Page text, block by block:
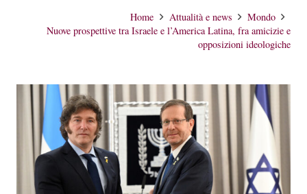
Home Attualità e news
Mondo
Nuove prospettive tra Israele e l’America Latina, fra amicizie e
opposizioni ideologiche